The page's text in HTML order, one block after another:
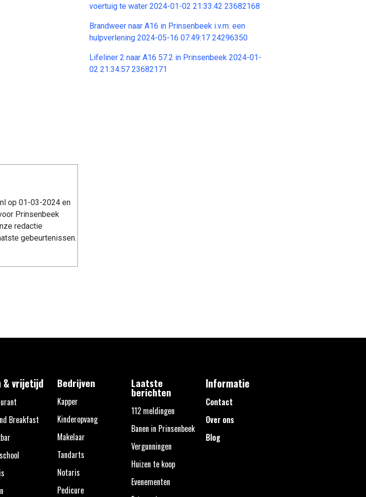
voertuig te water 2024-01-02 21:33:42 23682168
Brandweer naar A16 in Prinsenbeek i.v.m. een
hulpverlening 2024-05-16 07:49:17 24296350
Lifeliner 2 naar A16 57.2 in Prinsenbeek 2024-01-
02 21:34:57 23682171
op 01-03-2024 en
Prinsenbeek
redactie
gebeurtenissen.
& vrijetijd
Breakfast
Bedrijven
Kapper
Kinderopvang
Makelaar
Tandarts
Notaris
Pedicure
Laatste
berichten
112 meldingen
Banen in Prinsenbeek
Vergunningen
Huizen te koop
Evenementen
Informatie
Contact
Over ons
Blog